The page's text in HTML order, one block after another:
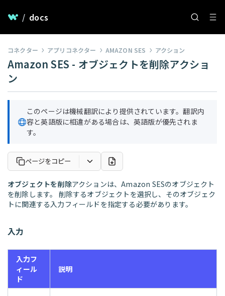
/ docs
コネクター アプリコネクター AMAZON SES アクション
Amazon SES - オブジェクトを削除アクショ
ン
このページは機械翻訳により提供されています。翻訳内
容と英語版に相違がある場合は、英語版が優先されま
す。
ページをコピー
オブジェクトを削除アクションは、Amazon SESのオブジェクト
を削除します。 削除するオブジェクトを選択し、そのオブジェク
トに関連する入力フィールドを指定する必要があります。
入力
入力フ
ィール
ド
説明